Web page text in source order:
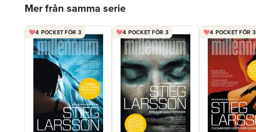
Mer från samma serie
4 POCKET FÖR 3 4 POCKET FÖR 3 4 POCKET FÖR 3